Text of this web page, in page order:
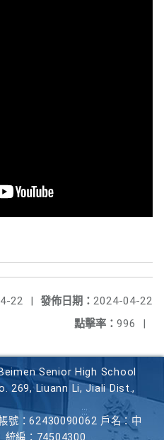
發佈日期： 2024-04-22
22
|
點擊率： 996 |
Senior High School
269, Liuann Li, Jiali Dist.,
號：62430090062 戶名：中
統編：74504300